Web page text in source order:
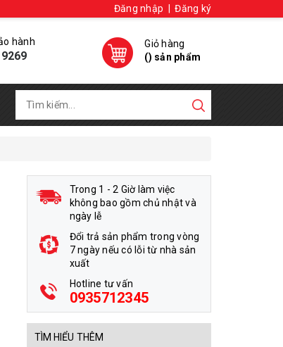
Đăng nhập Đăng ký
hành
Giỏ hàng
() sản phẩm
Trong 1 - 2 Giờ làm việc
không bao gồm chủ nhật và
ngày lễ
Đổi trả sản phẩm trong vòng
7 ngày nếu có lỗi từ nhà sản
xuất
Hotline tư vấn
0935712345
TÌM HIỂU THÊM